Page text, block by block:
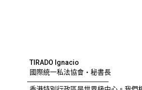
TIRADO Ignacio
國際統一私法協會・秘書長